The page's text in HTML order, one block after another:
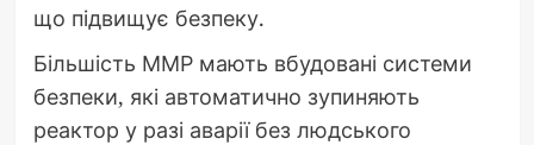
що підвищує безпеку.
Більшість ММР мають вбудовані системи
безпеки, які автоматично зупиняють
реактор у разі аварії без людського